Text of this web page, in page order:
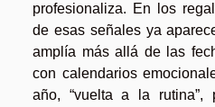
profesionaliza. En los
de esas señales ya
amplía más allá de las
con calendarios
año, “vuelta a la rutina”,